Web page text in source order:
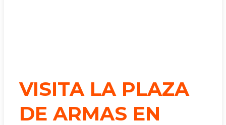
VISITA LA PLAZA
DE ARMAS EN